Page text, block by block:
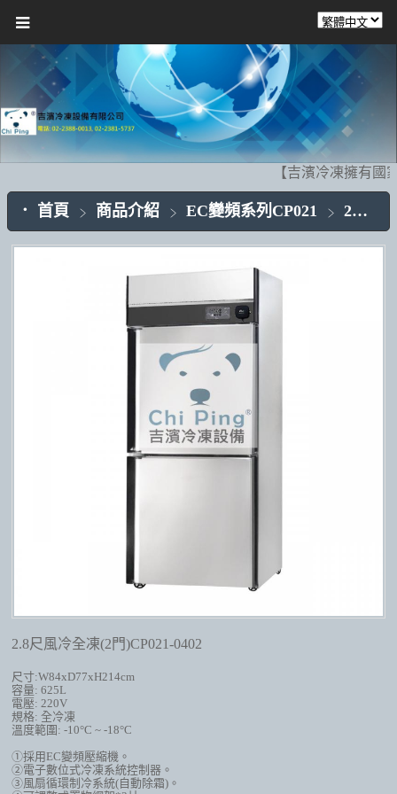
【吉濱冷凍擁有國
首頁 商品介紹 EC變頻系列CP021 2門不銹鋼CP021-04
2.8尺風冷全凍(2門)CP021-0402
尺寸:W84xD77xH214cm
容量: 625L
電壓: 220V
規格: 全冷凍
溫度範圍 : -10°C ~ -18°C
①採用EC變頻壓縮機 。
②電子數位式冷凍系統控制器。
③風扇循環制冷系統(自動除霜) 。